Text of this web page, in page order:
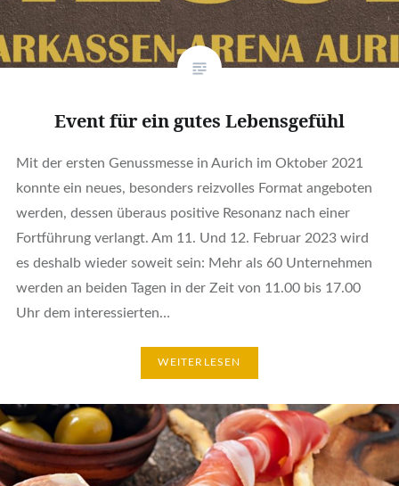
Event für ein gutes Lebensgefühl
Mit der ersten Genussmesse in Aurich im Oktober 2021
konnte ein neues, besonders reizvolles Format angeboten
werden, dessen überaus positive Resonanz nach einer
Fortführung verlangt. Am 11. Und 12. Februar 2023 wird
es deshalb wieder soweit sein: Mehr als 60 Unternehmen
werden an beiden Tagen in der Zeit von 11.00 bis 17.00
Uhr dem interessierten…
WEITERLESEN